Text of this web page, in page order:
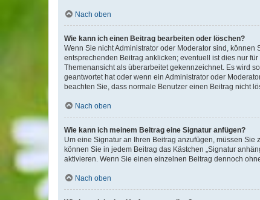
Nach oben
Wie kann ich einen Beitrag bearbeiten oder löschen?
Wenn Sie nicht Administrator oder Moderator sind,
entsprechenden Beitrag anklicken; eventuell ist dies nur
Themenansicht als überarbeitet gekennzeichnet. Es wird
geantwortet hat oder wenn ein Administrator oder
beachten Sie, dass normale Benutzer einen Beitrag nicht
Nach oben
Wie kann ich meinem Beitrag eine Signatur anfügen?
Um eine Signatur an Ihren Beitrag anzufügen, müssen
können Sie in jedem Beitrag das Kästchen „Signatur
aktivieren. Wenn Sie einen einzelnen Beitrag dennoch
Nach oben